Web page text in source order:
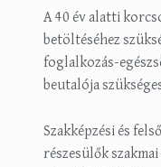
A 40 év alatti
betöltéséhez
foglalkozás-
beutalója
Szakképzési és
részesülők